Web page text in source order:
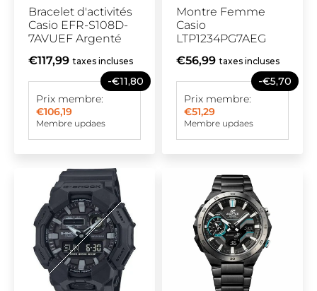
Bracelet d'activités
Casio EFR-S108D-
7AVUEF Argenté
€117,99 taxes incluses
-€11,80
Prix membre:
€106,19
Membre updaes
Montre Femme
Casio
LTP1234PG7AEG
€56,99 taxes incluses
-€5,70
Prix membre:
€51,29
Membre updaes